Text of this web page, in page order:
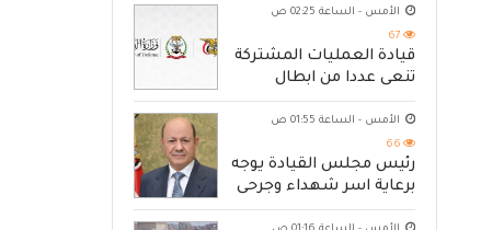
الأمس - الساعة 02:25 ص
67
قيادة العمليات المشتركة
تنعى عددا من ابطال
القوات المسلحة
الأمس - الساعة 01:55 ص
66
رئيس مجلس القيادة يوجه
برعاية اسر شهداء وجرحى
الهجوم الإرهابي الحوثي